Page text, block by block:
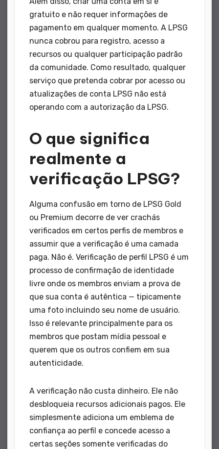
gratuito e não requer informações de
pagamento em qualquer momento. A LPSG
nunca cobrou para registro, acesso a
recursos ou qualquer participação padrão
da comunidade. Como resultado, qualquer
serviço que pretenda cobrar por acesso ou
atualizações de conta LPSG não está
operando com a autorização da LPSG.
O que significa
realmente a
verificação LPSG?
Alguma confusão em torno de LPSG Gold
ou Premium decorre de ver crachás
verificados em certos perfis de membros e
assumir que a verificação é uma camada
paga. Não é. Verificação de perfil LPSG é um
processo de confirmação de identidade
livre onde os membros enviam a prova de
que sua conta é autêntica — tipicamente
uma foto incluindo seu nome de usuário.
Isso é relevante principalmente para os
membros que postam mídia pessoal e
querem que os outros confiem em sua
autenticidade.
A verificação não custa dinheiro. Ele não
desbloqueia recursos adicionais pagos. Ele
simplesmente adiciona um emblema de
confiança ao perfil e concede acesso a
certas seções somente verificadas do